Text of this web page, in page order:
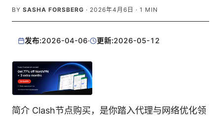
BY SASHA FORSBERG · 2026年4月6日 · 1 MIN
发布:2026-04-06· 更新:2026-05-12
简介 Clash节点购买，是你踏入代理与网络优化领